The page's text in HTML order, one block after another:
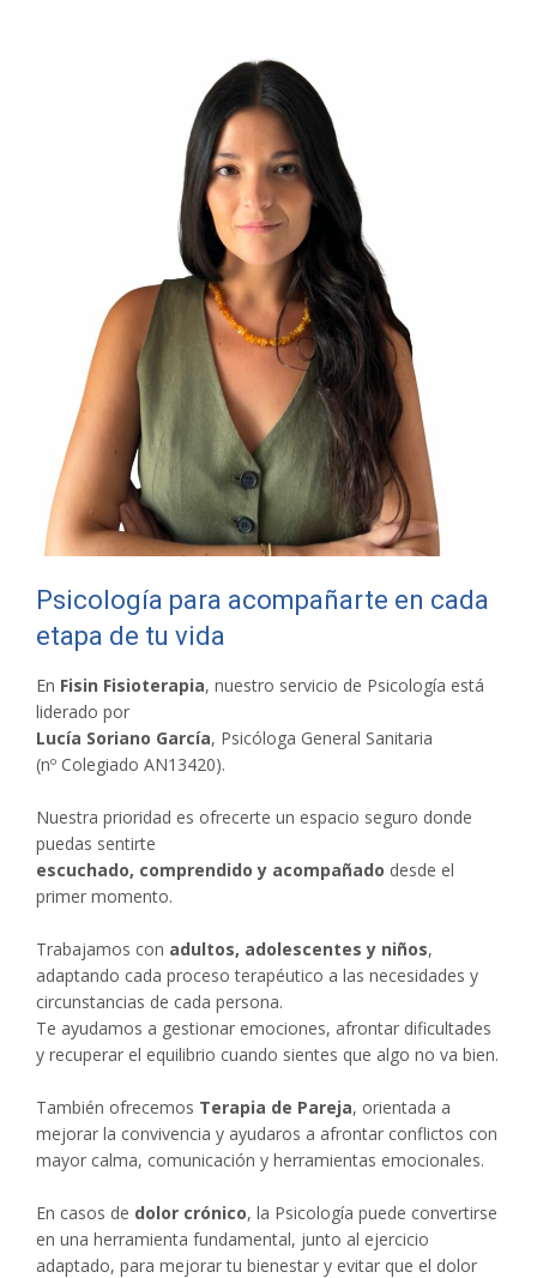
Psicología para acompañarte en cada
etapa de tu vida
En Fisin Fisioterapia, nuestro servicio de Psicología está
liderado por
Lucía Soriano García, Psicóloga General Sanitaria
(nº Colegiado AN13420).
Nuestra prioridad es ofrecerte un espacio seguro donde
puedas sentirte
escuchado, comprendido y acompañado desde el
primer momento.
Trabajamos con adultos, adolescentes y niños,
adaptando cada proceso terapéutico a las necesidades y
circunstancias de cada persona.
Te ayudamos a gestionar emociones, afrontar dificultades
y recuperar el equilibrio cuando sientes que algo no va bien.
También ofrecemos Terapia de Pareja, orientada a
mejorar la convivencia y ayudaros a afrontar conflictos con
mayor calma, comunicación y herramientas emocionales.
En casos de dolor crónico, la Psicología puede convertirse
en una herramienta fundamental, junto al ejercicio
adaptado, para mejorar tu bienestar y evitar que el dolor